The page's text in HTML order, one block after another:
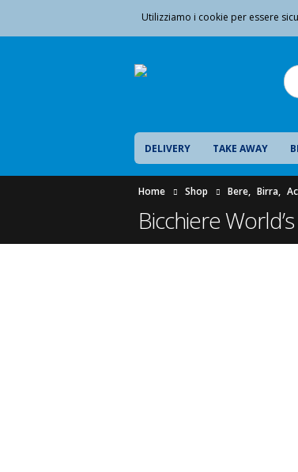
DELIVERY TAKE AWAY
Home Shop Bere, Birra,
Bicchiere
Utilizziamo i cookie per essere